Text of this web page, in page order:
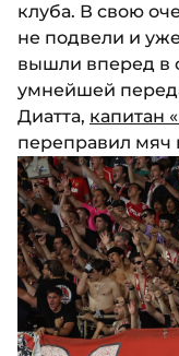
клуба. В свою
не подвели и
вышли вперед в
умнейшей
Диатта, капитан
переправил мяч